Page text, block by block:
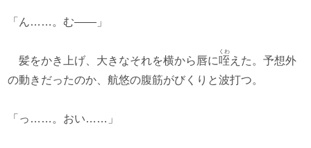
「ん……。む――」
髪をかき上げ、大きなそれを横から唇に咥
くわ
えた。予想外
の動きだったのか、航悠の腹筋がびくりと波打つ。
「っ……。おい……」